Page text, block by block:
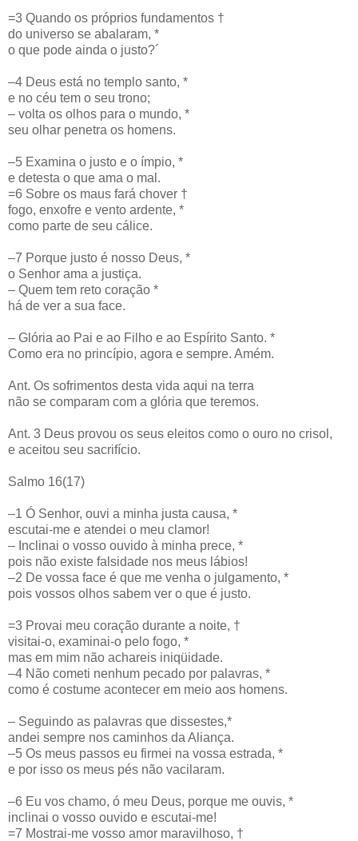
=3 Quando os próprios fundamentos †
do universo se abalaram, *
o que pode ainda o justo?´
–4 Deus está no templo santo, *
e no céu tem o seu trono;
– volta os olhos para o mundo, *
seu olhar penetra os homens.
–5 Examina o justo e o ímpio, *
e detesta o que ama o mal.
=6 Sobre os maus fará chover †
fogo, enxofre e vento ardente, *
como parte de seu cálice.
–7 Porque justo é nosso Deus, *
o Senhor ama a justiça.
– Quem tem reto coração *
há de ver a sua face.
– Glória ao Pai e ao Filho e ao Espírito Santo. *
Como era no princípio, agora e sempre. Amém.
Ant. Os sofrimentos desta vida aqui na terra
não se comparam com a glória que teremos.
Ant. 3 Deus provou os seus eleitos como o ouro no crisol,
e aceitou seu sacrifício.
Salmo 16(17)
–1 Ó Senhor, ouvi a minha justa causa, *
escutai-me e atendei o meu clamor!
– Inclinai o vosso ouvido à minha prece, *
pois não existe falsidade nos meus lábios!
–2 De vossa face é que me venha o julgamento, *
pois vossos olhos sabem ver o que é justo.
=3 Provai meu coração durante a noite, †
visitai-o, examinai-o pelo fogo, *
mas em mim não achareis iniqüidade.
–4 Não cometi nenhum pecado por palavras, *
como é costume acontecer em meio aos homens.
– Seguindo as palavras que dissestes,*
andei sempre nos caminhos da Aliança.
–5 Os meus passos eu firmei na vossa estrada, *
e por isso os meus pés não vacilaram.
–6 Eu vos chamo, ó meu Deus, porque me ouvis, *
inclinai o vosso ouvido e escutai-me!
=7 Mostrai-me vosso amor maravilhoso, †